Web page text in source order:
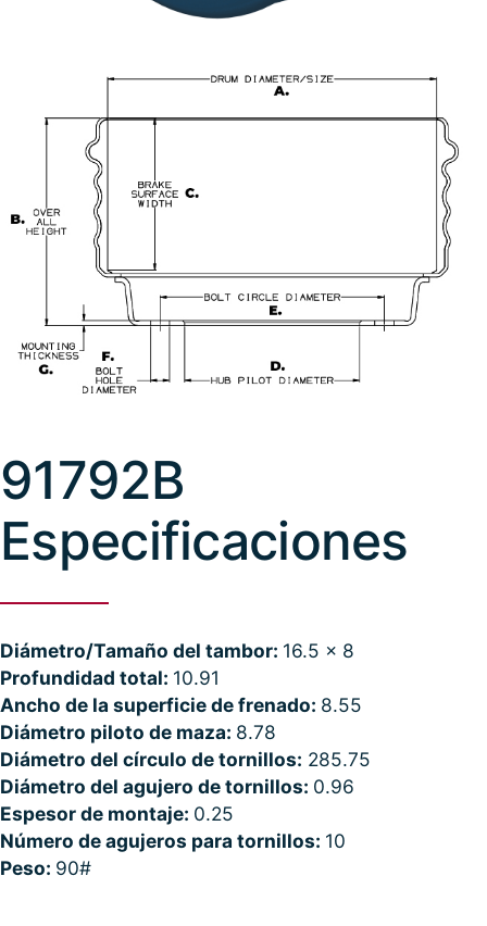
91792B
Especificaciones
Diámetro/Tamaño del tambor: 16.5 x 8
Profundidad total: 10.91
Ancho de la superficie de frenado: 8.55
Diámetro piloto de maza: 8.78
Diámetro del círculo de tornillos: 285.75
Diámetro del agujero de tornillos: 0.96
Espesor de montaje: 0.25
Número de agujeros para tornillos: 10
Peso: 90#